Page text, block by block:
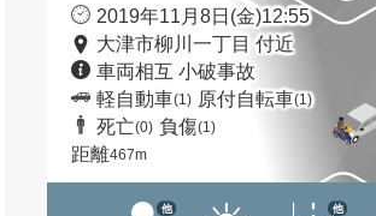
2019年11月8日(金)12:55
大津市柳川一丁目 付近
車両相互 小破事故
軽自動車(1) 原付自転車(1)
死亡(0) 負傷(1)
距離467m
他 他